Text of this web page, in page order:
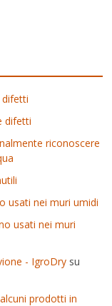
difetti
difetti
riconoscere
usati nei muri umidi
usati nei muri
- IgroDry su
prodotti in